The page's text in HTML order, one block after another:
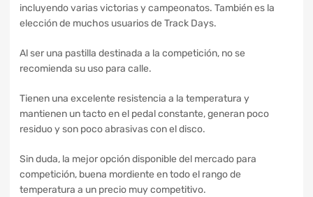
incluyendo varias victorias y campeonatos. También es la
elección de muchos usuarios de Track Days.
Al ser una pastilla destinada a la competición, no se
recomienda su uso para calle.
Tienen una excelente resistencia a la temperatura y
mantienen un tacto en el pedal constante, generan poco
residuo y son poco abrasivas con el disco.
Sin duda, la mejor opción disponible del mercado para
competición, buena mordiente en todo el rango de
temperatura a un precio muy competitivo.